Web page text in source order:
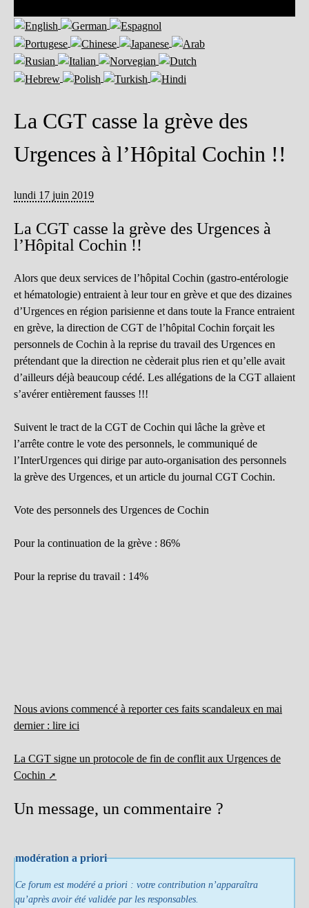
La CGT casse la grève des
Urgences à l’Hôpital Cochin !!
lundi 17 juin 2019
La CGT casse la grève des Urgences à
l’Hôpital Cochin !!
Alors que deux services de l’hôpital Cochin (gastro-entérologie
et hématologie) entraient à leur tour en grève et que des dizaines
d’Urgences en région parisienne et dans toute la France entraient
en grève, la direction de CGT de l’hôpital Cochin forçait les
personnels de Cochin à la reprise du travail des Urgences en
prétendant que la direction ne cèderait plus rien et qu’elle avait
d’ailleurs déjà beaucoup cédé. Les allégations de la CGT allaient
s’avérer entièrement fausses !!!
Suivent le tract de la CGT de Cochin qui lâche la grève et
l’arrête contre le vote des personnels, le communiqué de
l’InterUrgences qui dirige par auto-organisation des personnels
la grève des Urgences, et un article du journal CGT Cochin.
Vote des personnels des Urgences de Cochin
Pour la continuation de la grève : 86%
Pour la reprise du travail : 14%
Nous avions commencé à reporter ces faits scandaleux en mai
dernier : lire ici
La CGT signe un protocole de fin de conflit aux Urgences de
Cochin
Un message, un commentaire ?
modération a priori
Ce forum est modéré a priori : votre contribution n’apparaîtra
qu’après avoir été validée par les responsables.